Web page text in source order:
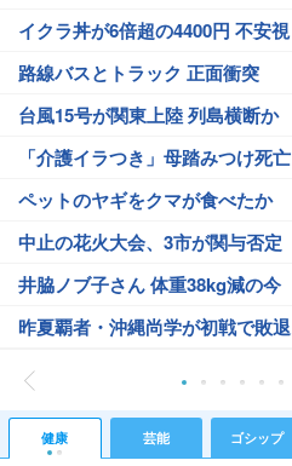
イクラ丼が6倍超の4400円 不安視
路線バスとトラック 正面衝突
台風15号が関東上陸 列島横断か
「介護イラつき」母踏みつけ死亡
ペットのヤギをクマが食べたか
中止の花火大会、3市が関与否定
井脇ノブ子さん 体重38kg減の今
昨夏覇者・沖縄尚学が初戦で敗退
健康 芸能 ゴシップ